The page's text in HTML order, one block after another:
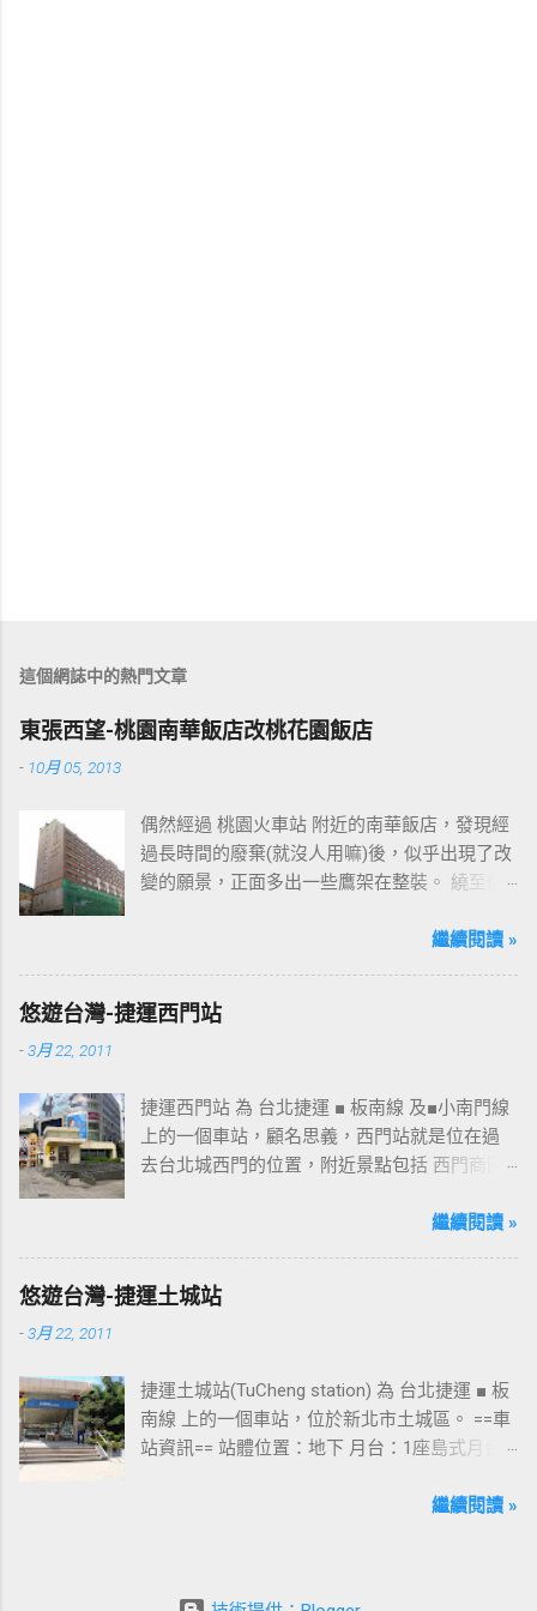
這個網誌中的熱門文章
東張西望-桃園南華飯店改桃花園飯店
- 10月 05, 2013
偶然經過 桃園火車站 附近的南華飯店，發現經
過長時間的廢棄(就沒人用嘛)後，似乎出現了改
變的願景，正面多出一些鷹架在整裝。 繞至側
桃園的民眾又有一個聚餐旅遊的好去處囉!!但今
趴走將持續為讀者們追蹤其動態消息，請各位
開始期待開幕日的來臨吧！ 南華飯店施工中現
繼續閱讀 »
悠遊台灣-捷運西門站
-3月 22, 2011
捷運西門站 為 台北捷運 ■ 板南線 及■小南門線
上的一個車站，顧名思義，西門站就是位在過
去台北城西門的位置，附近景點包括 西門商圈
圖中的六號出口，因位處 西門商圈 之入口，成
等候的標的物，也是是最容易堵塞的出口。 捷
運西門站六號出口&西門町商圈 板南線上車站 [
站 ] - [ 龍山寺站 ] - [ 西門站 ] - [ 台北車站 ] - [
善導寺站 ] - [ 忠孝新生站 ] - [ 忠孝復興站 ] - [
忠孝敦化站 ] - [ 國父紀念館站 ] - [ 市政府站
繼續閱讀 »
悠遊台灣-捷運土城站
-3月 22, 2011
捷運土城站(TuCheng station) 為 台北捷運 ■ 板
南線 上的一個車站，位於新北市土城區。 ==車
站資訊== 站體位置：地下 月台：1座島式月台
站 ] ---->往 板橋站 、 台北車站 、 南港展覽館
繼續閱讀 »